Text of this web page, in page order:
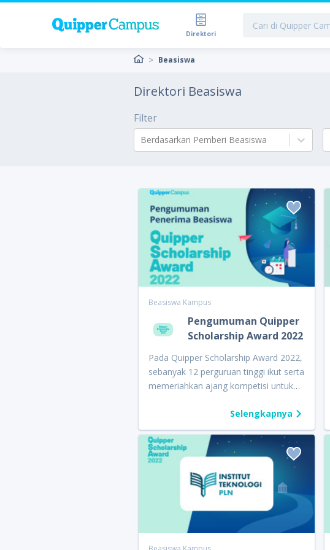
Direktori
Beasiswa
Direktori Beasiswa
Filter
Berdasarkan Pemberi Beasiswa
Beasiswa Kampus
Pengumuman Quipper
Scholarship Award 2022
Pada Quipper Scholarship Award 2022,
sebanyak 12 perguruan tinggi ikut serta
memeriahkan ajang kompetisi untuk
tinggi tersebut yakni Telkom University,
Kalbis Institute, Universitas
Tarumanagara, Institut Teknologi
Telkom Purwokerto (ITTP), Institut
Teknologi PLN (IT PLN), PPM School
of Management, Universitas
Paramadina, Multimedia Nusantara
Polytechnic (MNP), Universitas Kristen
Maranatha, Indonesia Banking School
Selengkapnya